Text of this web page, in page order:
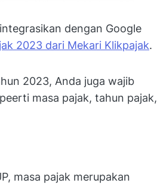
dengan Google
2023 dari Mekari Klikpajak.
2023, Anda juga wajib
masa pajak, tahun pajak,
masa pajak merupakan